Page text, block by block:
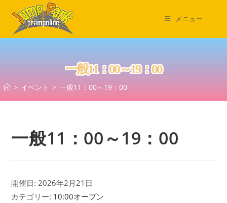
ス
メニュー
一般11：00～19：00
> イベント > 一般11：00～19：00
一般11：00～19：00
開催日: 2026年2月21日
カテゴリー: 10:00オープン